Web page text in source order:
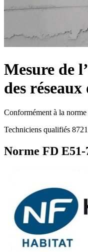
Mesure de
des
Conformément à la
Techniciens qualifiés
Norme FD E51-